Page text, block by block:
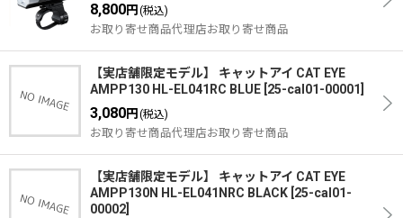
8,800円 (税込)
お取り寄せ商品代理店お取り寄せ商品
【実店舗限定モデル】 キャットアイ CAT EYE
AMPP130 HL-EL041RC BLUE 25-cal01-00001
3,080円 (税込)
お取り寄せ商品代理店お取り寄せ商品
【実店舗限定モデル】 キャットアイ CAT EYE
AMPP130N HL-EL041NRC BLACK 25-cal01-
00002